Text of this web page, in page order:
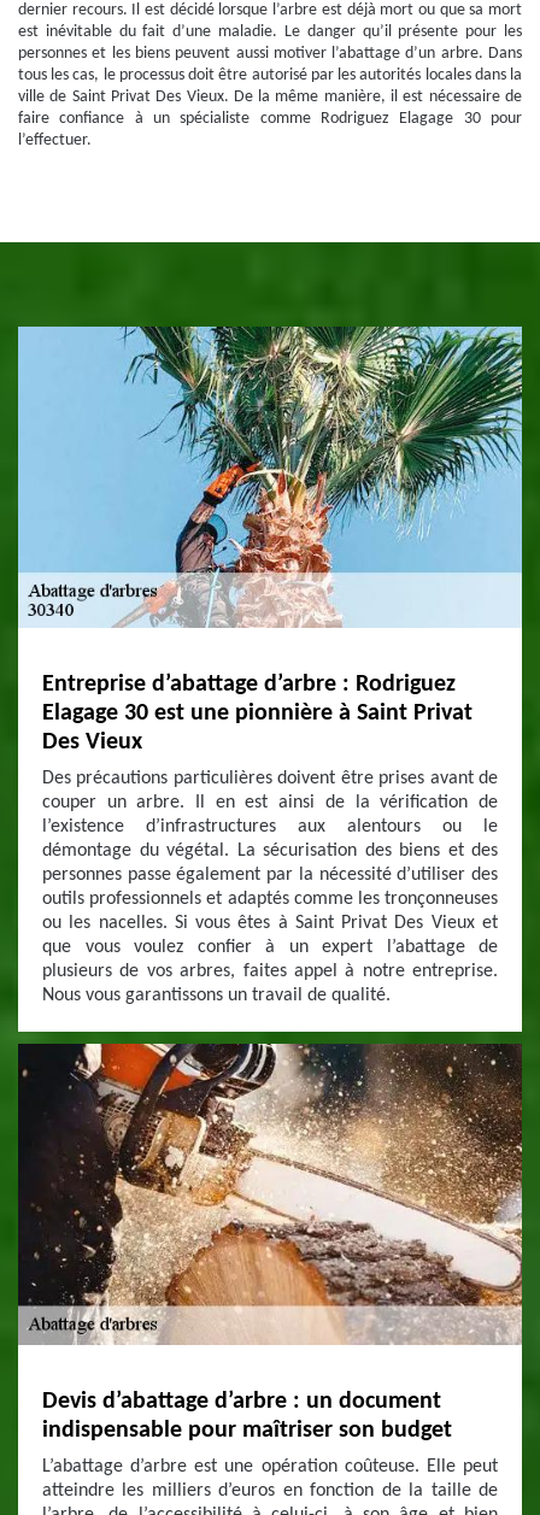
dernier recours. Il est décidé lorsque l’arbre est déjà mort ou que sa mort
est inévitable du fait d’une maladie. Le danger qu’il présente pour les
personnes et les biens peuvent aussi motiver l’abattage d’un arbre. Dans
tous les cas, le processus doit être autorisé par les autorités locales dans la
ville de Saint Privat Des Vieux. De la même manière, il est nécessaire de
faire confiance à un spécialiste comme Rodriguez Elagage 30 pour
l’effectuer.
Entreprise d’abattage d’arbre : Rodriguez
Elagage 30 est une pionnière à Saint Privat
Des Vieux
Des précautions particulières doivent être prises avant de
couper un arbre. Il en est ainsi de la vérification de
l’existence d’infrastructures aux alentours ou le
démontage du végétal. La sécurisation des biens et des
personnes passe également par la nécessité d’utiliser des
outils professionnels et adaptés comme les tronçonneuses
ou les nacelles. Si vous êtes à Saint Privat Des Vieux et
que vous voulez confier à un expert l’abattage de
plusieurs de vos arbres, faites appel à notre entreprise.
Nous vous garantissons un travail de qualité.
Devis d’abattage d’arbre : un document
indispensable pour maîtriser son budget
L’abattage d’arbre est une opération coûteuse. Elle peut
atteindre les milliers d’euros en fonction de la taille de